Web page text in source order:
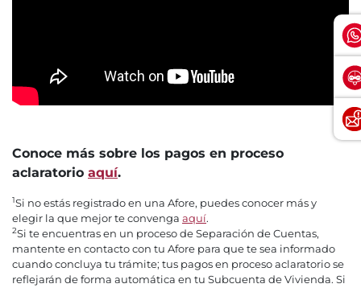
Conoce más sobre los pagos en proceso
aclaratorio aquí.
1Si no estás registrado en una Afore, puedes conocer más y
elegir la que mejor te convenga aquí.
2Si te encuentras en un proceso de Separación de Cuentas,
mantente en contacto con tu Afore para que te sea informado
cuando concluya tu trámite; tus pagos en proceso aclaratorio se
reflejarán de forma automática en tu Subcuenta de Vivienda. Si